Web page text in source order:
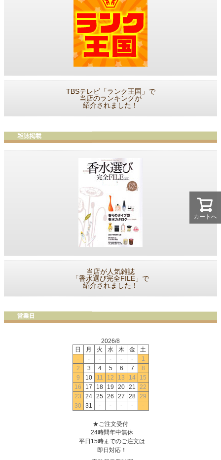
カートへ
TBSテレビ「ランク王国」で
当店のランキングが
紹介されました！
当店が人気雑誌
「香水選び完全FILE」で
紹介されました！
2026/8
日
月 火 水 木 金
土
-
- - - - -
1
2
3 4 5 6 7
8
9
10 11 12 13 14
15
16
17 18 19 20 21
22
23
24 25 26 27 28 29
30
31 - - - - -
★ご注文受付
24時間年中無休
平日15時までのご注文は
即日対応！